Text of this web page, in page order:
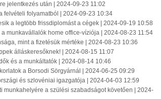
jelentkezés után | 2024-09-23 11:02
felvételi folyamatból | 2024-09-23 10:34
a legtöbb frissdiplomást a cégek | 2024-09-19 10:58
munkavállalók home office-víziója | 2024-08-23 11:54
mint a fizetésük mértéke | 2024-08-23 10:36
álláskeresőknek! | 2024-08-15 11:07
és a munkáltatók | 2024-08-14 10:46
a Borsodi Sörgyárnál | 2024-06-25 09:29
és szlovéniai igazgatója | 2024-04-03 12:59
munkahelyére a szülési szabadságot követően | 2024-